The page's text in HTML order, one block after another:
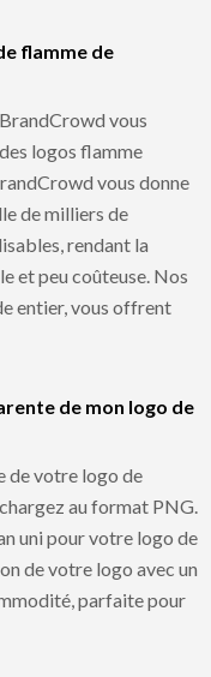
flamme de
vous
logos flamme
vous donne
de milliers de
rendant la
et peu coûteuse. Nos
entier, vous offrent
de mon logo de
de votre logo de
au format PNG.
uni pour votre logo de
de votre logo avec un
parfaite pour